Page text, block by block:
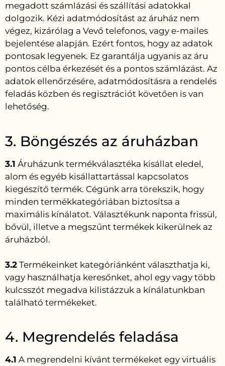
megadott számlázási és szállítási adatokkal
dolgozik. Kézi adatmódosítást az áruház nem
végez, kizárólag a Vevő telefonos, vagy e-mailes
bejelentése alapján. Ezért fontos, hogy az adatok
pontosak legyenek. Ez garantálja ugyanis az áru
pontos célba érkezését és a pontos számlázást. Az
adatok ellenőrzésére, adatmódosításra a rendelés
feladás közben és regisztrációt követően is van
lehetőség.
3. Böngészés az áruházban
3.1 Áruházunk termékválasztéka kisállat eledel,
alom és egyéb kisállattartással kapcsolatos
kiegészítő termék. Cégünk arra törekszik, hogy
minden termékkategóriában biztosítsa a
maximális kínálatot. Választékunk naponta frissül,
bővül, illetve a megszűnt termékek kikerülnek az
áruházból.
3.2 Termékeinket kategóriánként választhatja ki,
vagy használhatja keresőnket, ahol egy vagy több
kulcsszót megadva kilistázzuk a kínálatunkban
található termékeket.
4. Megrendelés feladása
4.1 A megrendelni kívánt termékeket egy virtuális